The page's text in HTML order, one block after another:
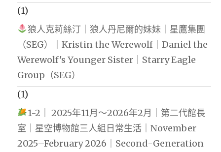
(1)
狼人克莉絲汀｜狼人丹尼爾的妹妹｜星鷹集團
（SEG）｜Kristin the Werewolf｜Daniel the
Werewolf's Younger Sister｜Starry Eagle
Group（SEG）
(1)
1-2｜ 2025年11月～2026年2月｜第二代館長
室｜星空博物館三人組日常生活｜November
2025–February 2026｜Second-Generation